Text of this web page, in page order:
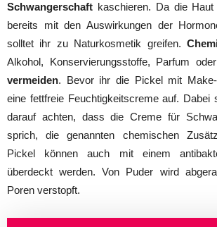
Schwangerschaft kaschieren. Da die
bereits mit den Auswirkungen der
solltet ihr zu Naturkosmetik greifen.
Alkohol, Konservierungsstoffe, Parfum
vermeiden. Bevor ihr die Pickel mit
eine fettfreie Feuchtigkeitscreme auf. Dabei
darauf achten, dass die Creme für
sprich, die genannten chemischen
Pickel können auch mit einem
überdeckt werden. Von Puder wird
Poren verstopft.